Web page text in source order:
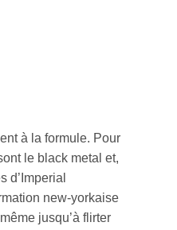
à la formule. Pour
le black metal et,
d’Imperial
new-yorkaise
jusqu’à flirter